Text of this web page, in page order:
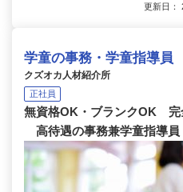
更新日：
学童の事務・学童指導員
クズオカ人材紹介所
正社員
無資格OK・ブランクOK 完
高待遇の事務兼学童指導員